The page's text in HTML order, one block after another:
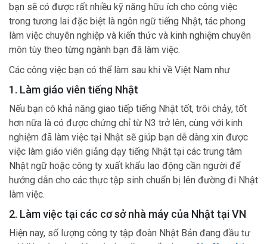
bạn sẽ có được rất nhiều kỹ năng hữu ích cho công việc
trong tương lai đặc biệt là ngôn ngữ tiếng Nhật, tác phong
làm việc chuyên nghiệp và kiến thức và kinh nghiệm chuyên
môn tùy theo từng ngành bạn đã làm việc.
Các công việc bạn có thể làm sau khi về Việt Nam như
1. Làm giáo viên tiếng Nhật
Nếu bạn có khả năng giao tiếp tiếng Nhật tốt, trôi chảy, tốt
hơn nữa là có được chứng chỉ từ N3 trở lên, cùng với kinh
nghiệm đã làm việc tại Nhật sẽ giúp bạn dễ dàng xin được
việc làm giáo viên giảng dạy tiếng Nhật tại các trung tâm
Nhật ngữ hoặc công ty xuất khẩu lao động cần người để
hướng dẫn cho các thực tập sinh chuẩn bị lên đường đi Nhật
làm việc.
2. Làm việc tại các cơ sở nhà máy của Nhật tại VN
Hiện nay, số lượng công ty tập đoàn Nhật Bản đang đầu tư